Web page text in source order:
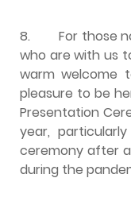
8. For those
who are with us
warm welcome
pleasure to be
Presentation
year,
ceremony after
during the